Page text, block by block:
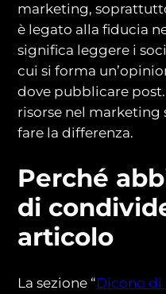
marketing,
è legato alla fiducia
significa leggere i
cui si forma
dove pubblicare
risorse nel
fare la differenza.
Perché
di
articolo
La sezione “Dicono di